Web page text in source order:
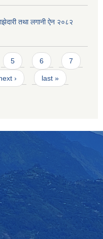
तथा लगानी ऐन २०८२
5 6 7
› last »